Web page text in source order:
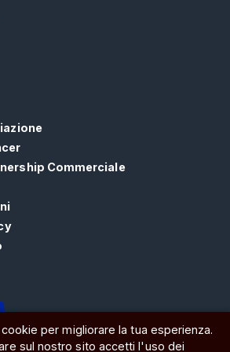
Commerciale
per migliorare la tua esperienza.
sul nostro sito accetti l'uso dei